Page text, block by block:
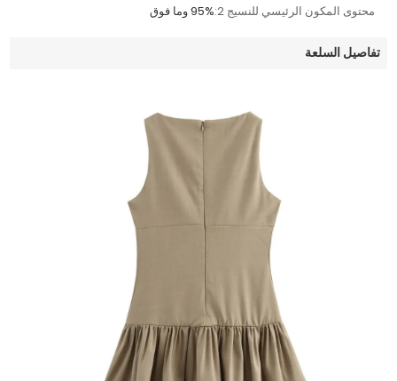
محتوى المكون الرئيسي للنسيج 2:
95% وما فوق
تفاصيل السلعة